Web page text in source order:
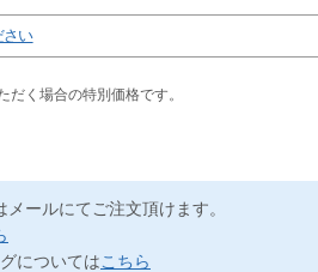
さい
く場合の特別価格です。
ールにてご注文頂けます。
についてはこちら